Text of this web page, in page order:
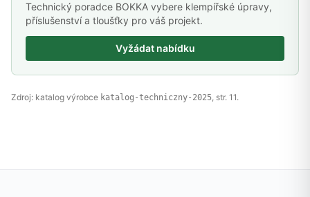
Technický poradce BOKKA vybere klempířské úpravy,
příslušenství a tloušťky pro váš projekt.
Vyžádat nabídku
Zdroj: katalog výrobce katalog-techniczny-2025, str. 11.